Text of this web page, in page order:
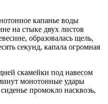
капанье воды
на стыке двух листов
образовалась щель,
секунд, капала огромная
скамейки под навесом
монотонные удары
промокло насквозь,